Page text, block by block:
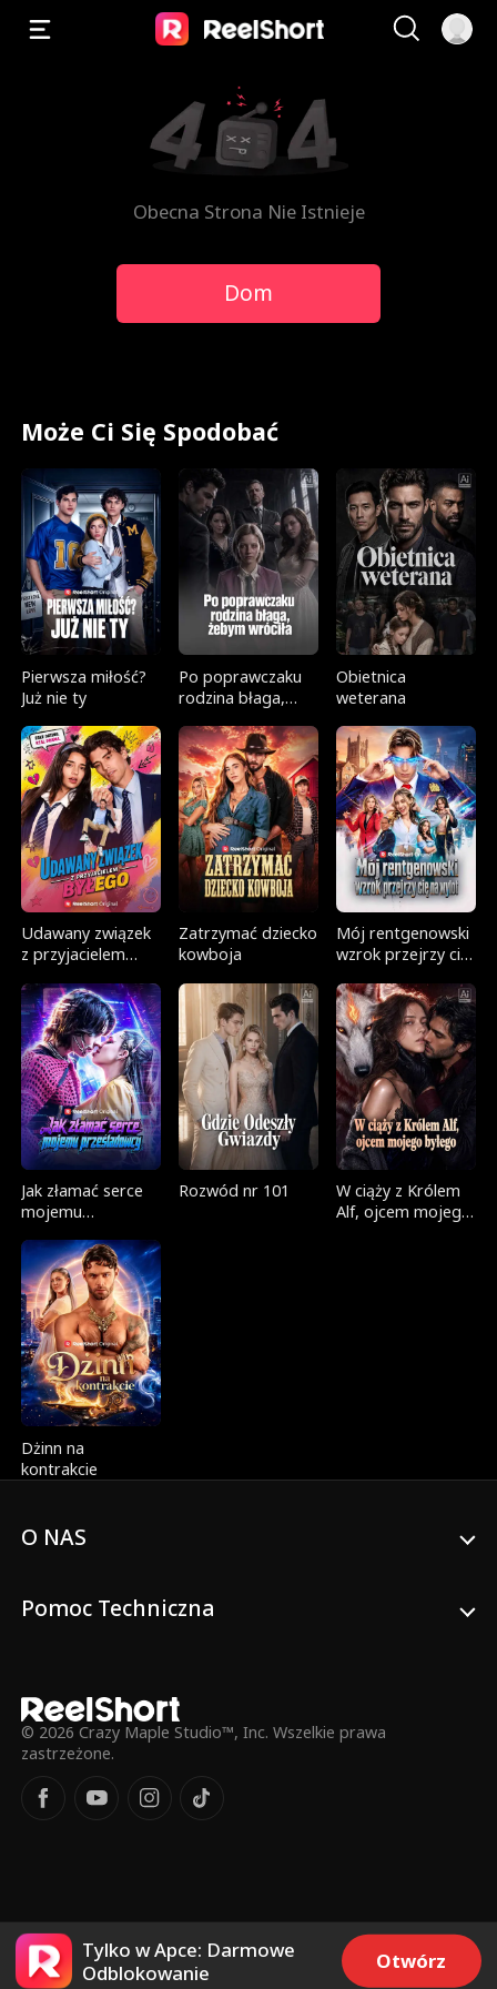
Obecna Strona Nie Istnieje
Dom
Może Ci Się Spodobać
Pierwsza miłość?
Już nie ty
Po poprawczaku
rodzina błaga,
Obietnica
weterana
Udawany związek
z przyjacielem
Zatrzymać dziecko
kowboja
Mój rentgenowski
wzrok przejrzy cię
Jak złamać serce
mojemu
Rozwód nr 101
W ciąży z Królem
Alf, ojcem mojego
Dżinn na
kontrakcie
O NAS
Pomoc Techniczna
© 2026 Crazy Maple Studio™, Inc. Wszelkie prawa
zastrzeżone.
Tylko w Apce: Darmowe
Odblokowanie
Otwórz